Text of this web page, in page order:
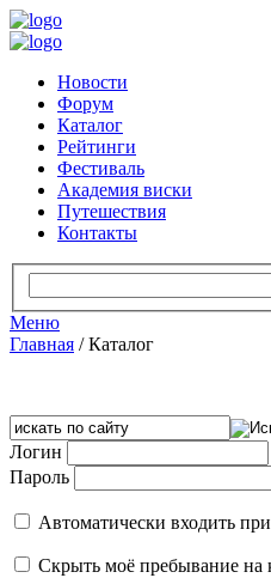
Новости
Форум
Каталог
Рейтинги
Фестиваль
Академия виски
Путешествия
Контакты
Меню
Главная /Каталог
Логин
Пароль
Автоматически входить
Скрыть моё пребывание на